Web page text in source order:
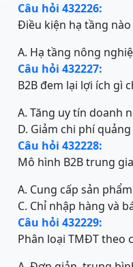
Câu hỏi 432226:
Điều kiện hạ tầng
A. Hạ tầng nông
Câu hỏi 432227:
B2B đem lại lợi ích gì
A. Tăng uy tín doanh
D. Giảm chi phí quảng
Câu hỏi 432228:
Mô hình B2B trung
A. Cung cấp sản
C. Chỉ nhập hàng và
Câu hỏi 432229:
Phân loại TMĐT theo